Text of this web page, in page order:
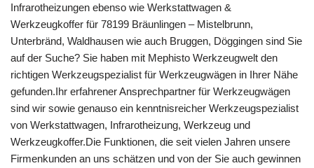
Infrarotheizungen ebenso wie Werkstattwagen &
Werkzeugkoffer für 78199 Bräunlingen – Mistelbrunn,
Unterbränd, Waldhausen wie auch Bruggen, Döggingen sind Sie
auf der Suche? Sie haben mit Mephisto Werkzeugwelt den
richtigen Werkzeugspezialist für Werkzeugwägen in Ihrer Nähe
gefunden.Ihr erfahrener Ansprechpartner für Werkzeugwägen
sind wir sowie genauso ein kenntnisreicher Werkzeugspezialist
von Werkstattwagen, Infrarotheizung, Werkzeug und
Werkzeugkoffer.Die Funktionen, die seit vielen Jahren unsere
Firmenkunden an uns schätzen und von der Sie auch gewinnen